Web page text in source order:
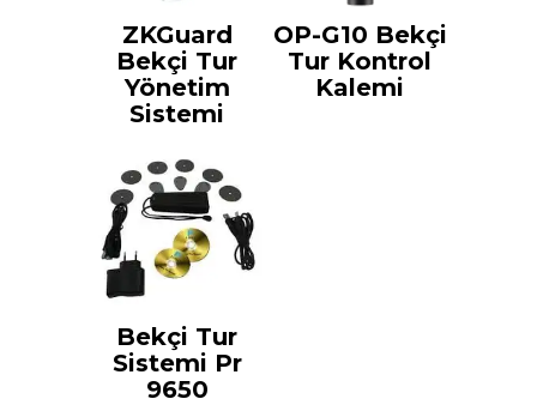
ZKGuard
Bekçi Tur
Yönetim
Sistemi
OP-G10 Bekçi
Tur Kontrol
Kalemi
Bekçi Tur
Sistemi Pr
9650